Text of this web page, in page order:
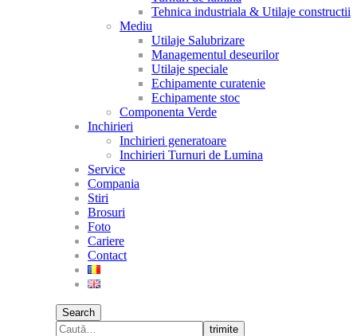
Tehnica industriala & Utilaje constructii
Mediu
Utilaje Salubrizare
Managementul deseurilor
Utilaje speciale
Echipamente curatenie
Echipamente stoc
Componenta Verde
Inchirieri
Inchirieri generatoare
Inchirieri Turnuri de Lumina
Service
Compania
Stiri
Brosuri
Foto
Cariere
Contact
Search
trimite